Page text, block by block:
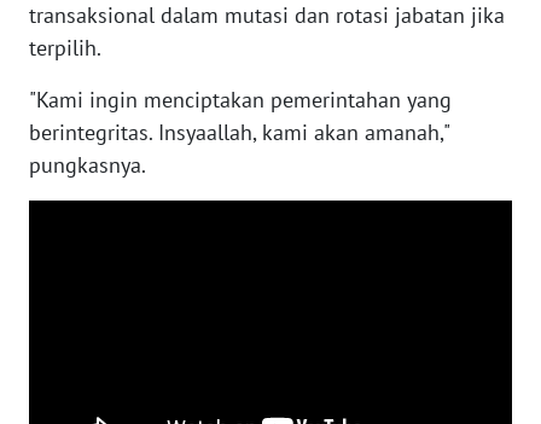
transaksional dalam mutasi dan rotasi jabatan jika
terpilih.
"Kami ingin menciptakan pemerintahan yang
berintegritas. Insyaallah, kami akan amanah,"
pungkasnya.
WN
KALTENG
KALTARA
WN
SULSEL